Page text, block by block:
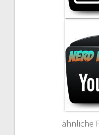
ähnliche